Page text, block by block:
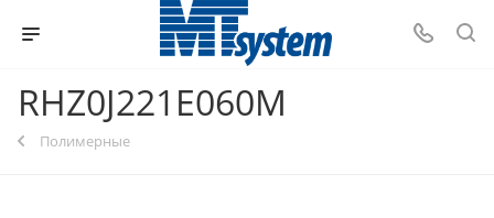
RHZ0J221E060M
Полимерные